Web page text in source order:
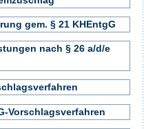
gem. § 21 KHEntgG
nach § 26 a/d/e
Vorschlagsverfahren